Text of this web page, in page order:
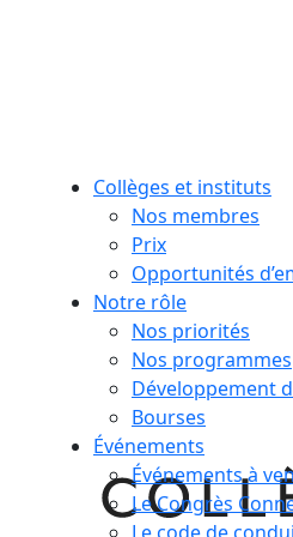
Collèges et instituts
Nos membres
Prix
Opportunités
Notre rôle
Nos priorités
Nos programmes
Développement
Bourses
Événements
Événements à
Le Congrès